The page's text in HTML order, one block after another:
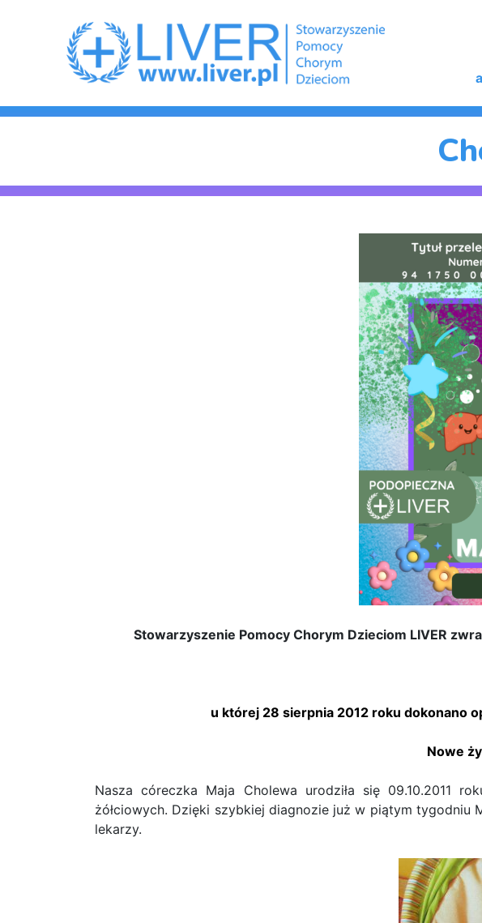
Stowarzyszenie Pomocy Chorym Dzieciom LIVER
u której 28 sierpnia 2012 roku dokonano
Nowe
Nasza córeczka Maja Cholewa urodziła się 09.10.2011
żółciowych. Dzięki szybkiej diagnozie już w piątym tygodniu
lekarzy.